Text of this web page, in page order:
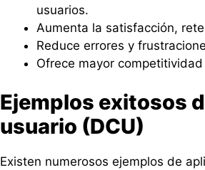
usuarios.
Aumenta la satisfacción,
Reduce errores y
Ofrece mayor
Ejemplos exitosos
usuario (DCU)
Existen numerosos ejemplos de